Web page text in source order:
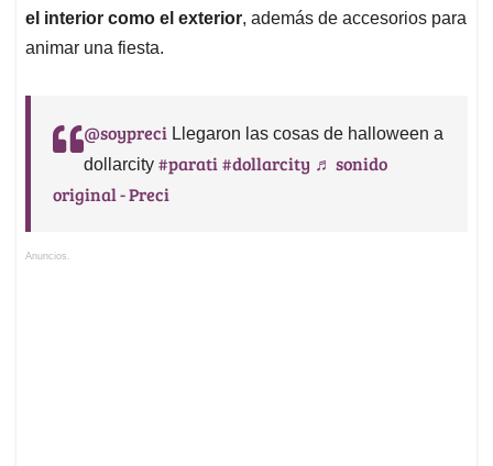
el interior como el exterior, además de accesorios para
animar una fiesta.
@soypreci Llegaron las cosas de halloween a
dollarcity #parati#dollarcity ♬ sonido
original - Preci
Anuncios.